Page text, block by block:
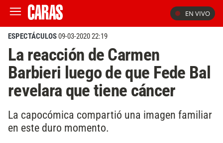
EN VIVO
ESPECTÁCULOS09-03-2020 22:19
La reacción de Carmen
Barbieri luego de que Fede Bal
revelara que tiene cáncer
La capocómica compartió una imagen familiar
en este duro momento.